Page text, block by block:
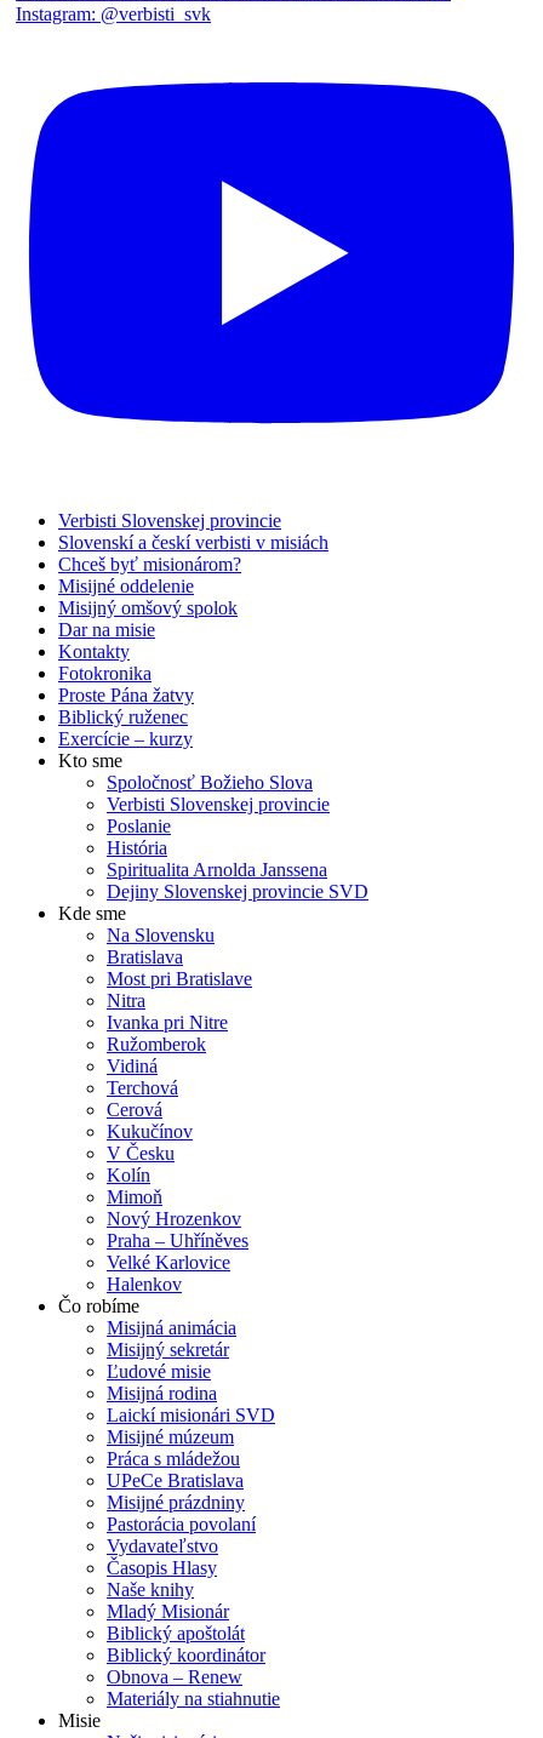
Verbisti Slovenskej provincie
Slovenskí a českí verbisti v misiách
Chceš byť misionárom?
Misijné oddelenie
Misijný omšový spolok
Dar na misie
Kontakty
Fotokronika
Proste Pána žatvy
Biblický ruženec
Exercície – kurzy
Kto sme
Spoločnosť Božieho Slova
Verbisti Slovenskej provincie
Poslanie
História
Spiritualita Arnolda Janssena
Dejiny Slovenskej provincie SVD
Kde sme
Na Slovensku
Bratislava
Most pri Bratislave
Nitra
Ivanka pri Nitre
Ružomberok
Vidiná
Terchová
Cerová
Kukučínov
V Česku
Kolín
Mimoň
Nový Hrozenkov
Praha – Uhříněves
Velké Karlovice
Halenkov
Čo robíme
Misijná animácia
Misijný sekretár
Ľudové misie
Misijná rodina
Laickí misionári SVD
Misijné múzeum
Práca s mládežou
UPeCe Bratislava
Misijné prázdniny
Pastorácia povolaní
Vydavateľstvo
Časopis Hlasy
Naše knihy
Mladý Misionár
Biblický apoštolát
Biblický koordinátor
Obnova – Renew
Materiály na stiahnutie
Misie